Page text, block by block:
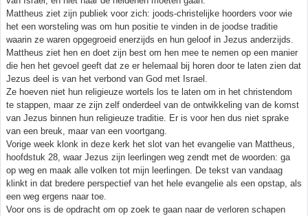
Mattheus ziet zijn publiek voor zich: joods-christelijke hoorders voor wie
het een worsteling was om hun positie te vinden in de joodse traditie
waarin ze waren opgegroeid enerzijds en hun geloof in Jezus anderzijds.
Mattheus ziet hen en doet zijn best om hen mee te nemen op een manier
die hen het gevoel geeft dat ze er helemaal bij horen door te laten zien dat
Jezus deel is van het verbond van God met Israel.
Ze hoeven niet hun religieuze wortels los te laten om in het christendom
te stappen, maar ze zijn zelf onderdeel van de ontwikkeling van de komst
van Jezus binnen hun religieuze traditie. Er is voor hen dus niet sprake
van een breuk, maar van een voortgang.
Vorige week klonk in deze kerk het slot van het evangelie van Mattheus,
hoofdstuk 28, waar Jezus zijn leerlingen weg zendt met de woorden: ga
op weg en maak alle volken tot mijn leerlingen. De tekst van vandaag
klinkt in dat bredere perspectief van het hele evangelie als een opstap, als
een weg ergens naar toe.
Voor ons is de opdracht om op zoek te gaan naar de verloren schapen